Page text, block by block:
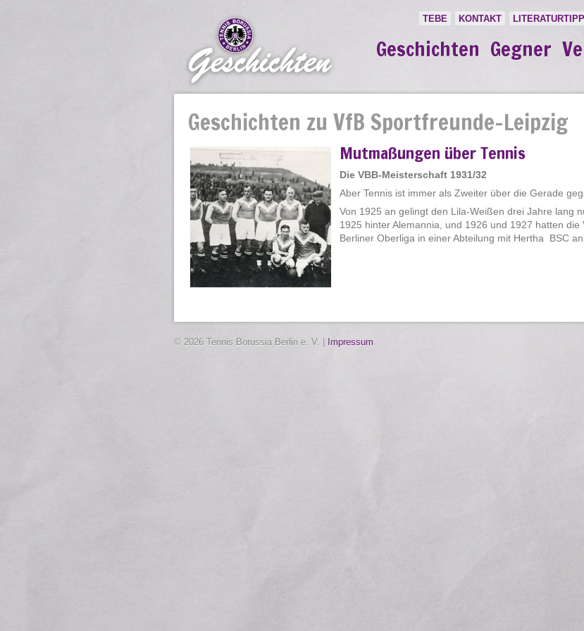
TEBE KONTAKT
Geschichten Gegner
Geschichten zu VfB Sportfreunde-Leipzig
Mutmaßungen über Tennis
Die VBB-Meisterschaft 1931/32
Aber Tennis ist immer als Zweiter über die Gerade
Von 1925 an gelingt den Lila-Weißen drei Jahre lang
1925 hinter Alemannia, und 1926 und 1927 hatten
Berliner Oberliga in einer Abteilung mit Hertha BSC
© 2026 Tennis Borussia Berlin e. V. | Impressum